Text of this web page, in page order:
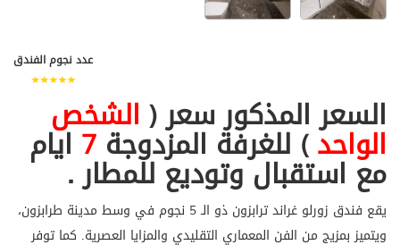
عدد نجوم الفندق
السعر المذكور سعر ( الشخص
الواحد) للغرفة المزدوجة 7 ايام
مع استقبال وتوديع للمطار .
يقع فندق زورلو غراند ترابزون ذو الـ 5 نجوم في وسط مدينة طرابزون،
ويتميز بمزيج من الفن المعماري التقليدي والمزايا العصرية. كما توفر